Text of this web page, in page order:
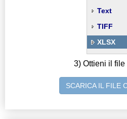
Text
TIFF
XLSX
3) Ottieni il file
SCARICA IL FILE